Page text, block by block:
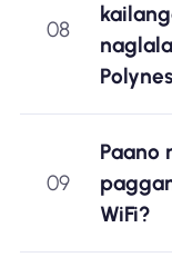
08
09
Paano
WiFi?